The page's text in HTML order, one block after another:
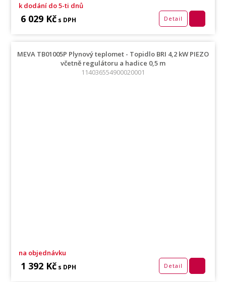
k dodání do 5-ti dnů
6 029 Kč s DPH Detail
MEVA TB01005P Plynový teplomet - Topidlo BRI 4,2 kW PIEZO
včetně regulátoru a hadice 0,5 m
114036554900020001
na objednávku
1 392 Kč s DPH Detail